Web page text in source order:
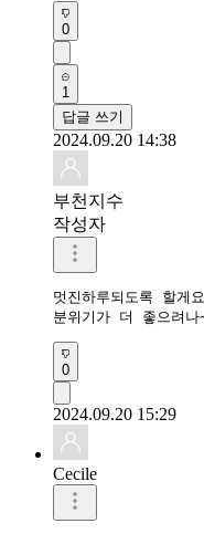
0
1
답글 쓰기
2024.09.20 14:38
부천지수
작성자
멋진하루되도록 할게요
분위기가 더 좋으려
0
2024.09.20 15:29
Cecile